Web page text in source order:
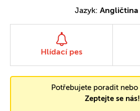
Jazyk: Angličtina
Hlídací pes
Potřebujete poradit nebo
Zeptejte se nás!